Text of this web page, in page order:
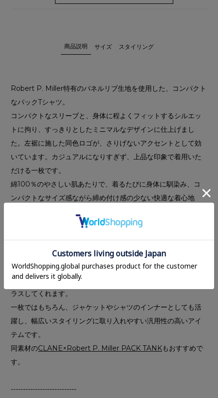
商品説明 サイズ スタイリング
Robert P. Miller特有のパネルリブ生地を使用した、コンパクト
なパックTシャツ。
コンパクトなスリーブと、身体に程よくフィットするシルエッ
トに拘り、すっきりとしたミニマルなデザインに仕上げまし
た。左裾に施した同色ロゴが、さりげないアクセントとして効
いています。カジュアルになりすぎず、上品な印象で着用いた
だける一枚です。
綿100％のやさしい肌あたりで、着るたびに身体に馴染み、コ
ンパクトなサイズ感ながら締め付け感の少ない快適な着心地
カラーはベーシックなWHITEに加え、BLACKとBROWNを
MIXさせた細かいボーダーをCLANEオリジナルカラーで仕上げ
ました。モードな配色がスタイリングに程よいアクセントをプ
ラスしてくれます。
一枚ではもちろん、ジャケットやシャツのインナーとしても活
躍し、幅広いスタイリングに取り入れやすい汎用性の高いアイ
テムです。
同素材のCLANE×Robert P. Miller PACK TANKもおすすめで
す。
---------------------------